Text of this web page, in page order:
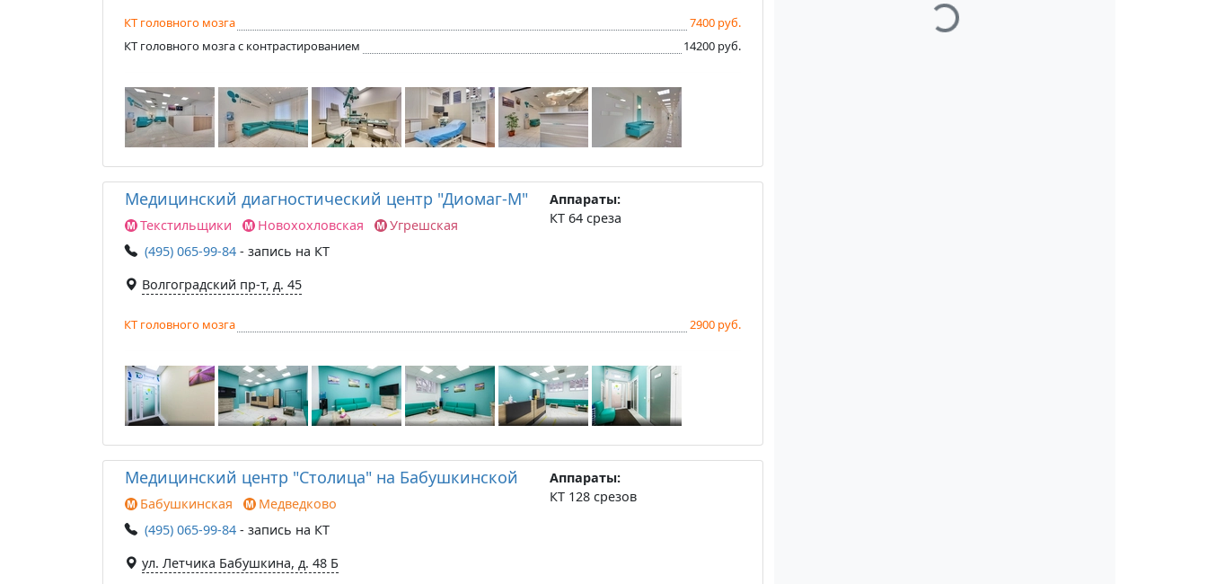
КТ головного мозга
7400 руб.
КТ головного мозга с контрастированием
14200 руб.
Медицинский диагностический центр "Диомаг-М"
Текстильщики Новохохловская
Угрешская
(495) 065-99-84 - запись на КТ
Волгоградский пр-т, д. 45
Аппараты:
КТ 64 среза
КТ головного мозга 2900 руб.
Медицинский центр "Столица" на Бабушкинской
Бабушкинская
Медведково
(495) 065-99-84 - запись на КТ
ул. Летчика Бабушкина, д. 48 Б
Аппараты:
КТ 128 срезов